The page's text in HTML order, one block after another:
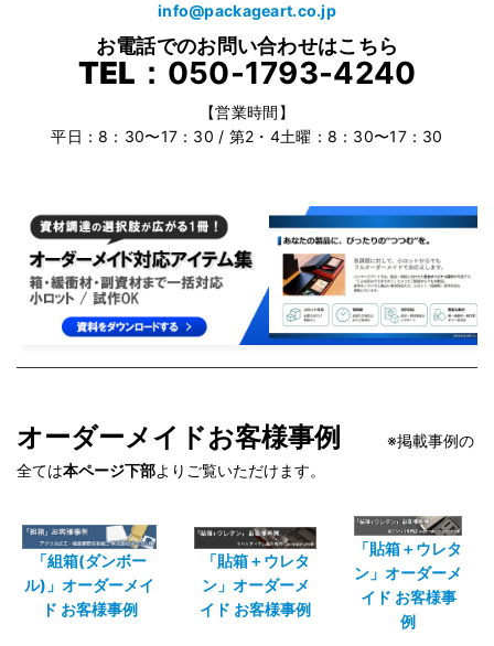
info@packageart.co.jp
お電話でのお問い合わせはこちら
TEL： 050-1793-4240
【営業時間】
平日：8：30〜17：30 / 第2・4土曜：8：30〜17：30
オーダーメイドお客様事例
※掲載事例の
全ては本ページ下部よりご覧いただけます。
「組箱(ダンボー
ル)」オーダーメイ
ド お客様事例
「貼箱＋ウレタ
ン」オーダーメ
イド お客様事例
「貼箱＋ウレタ
ン」オーダーメ
イド お客様事
例